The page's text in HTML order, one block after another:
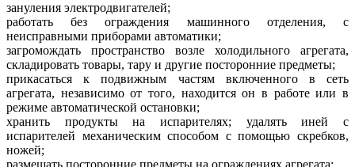
зануления электродвигателей;
работать без ограждения машинного отделения, с
неисправными приборами автоматики;
загромождать пространство возле холодильного агрегата,
складировать товары, тару и другие посторонние предметы;
прикасаться к подвижным частям включенного в сеть
агрегата, независимо от того, находится он в работе или в
режиме автоматической остановки;
хранить продукты на испарителях; удалять иней с
испарителей механическим способом с помощью скребков,
ножей;
размещать посторонние предметы на ограждениях агрегата;